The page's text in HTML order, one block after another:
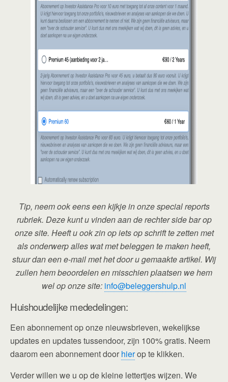
Tip, neem ook eens een kijkje in onze special reports
rubriek. Deze kunt u vinden aan de rechter side bar op
onze site. Heeft u ook zin op iets op schrift te zetten met
als onderwerp alles wat met beleggen te maken heeft,
stuur dan een e-mail met het door u gemaakte artikel. Wij
zullen hem beoordelen en misschien plaatsen we hem
wel op onze site: info@beleggershulp.nl
Huishoudelijke mededelingen:
Een abonnement op onze nieuwsbrieven, wekelijkse
updates en updates tussendoor, zijn 100% gratis. Neem
daarom een abonnement door hierop te klikken.
Verder willen we u op de kleine lettertjes wijzen. We